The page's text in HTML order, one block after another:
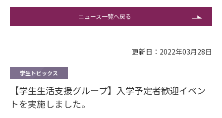
ニュース一覧へ戻る
更新日：2022年03月28日
学生トピックス
【学生生活支援グループ】入学予定者歓迎イベン
トを実施しました。